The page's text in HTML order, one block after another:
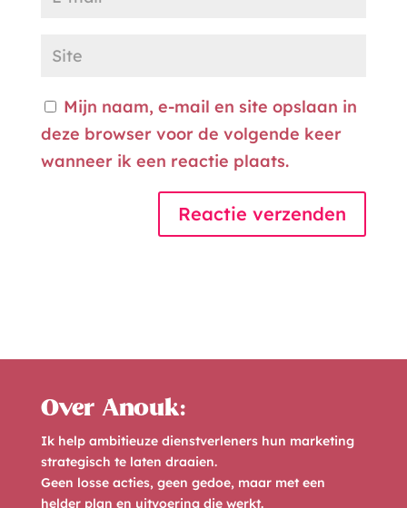
Mijn naam, e-mail en site opslaan in
deze browser voor de volgende keer
wanneer ik een reactie plaats.
n
t
i
Over Anouk:
Ik help ambitieuze dienstverleners hun marketing
strategisch te laten draaien.
Geen losse acties, geen gedoe, maar met een
helder plan en uitvoering die werkt.